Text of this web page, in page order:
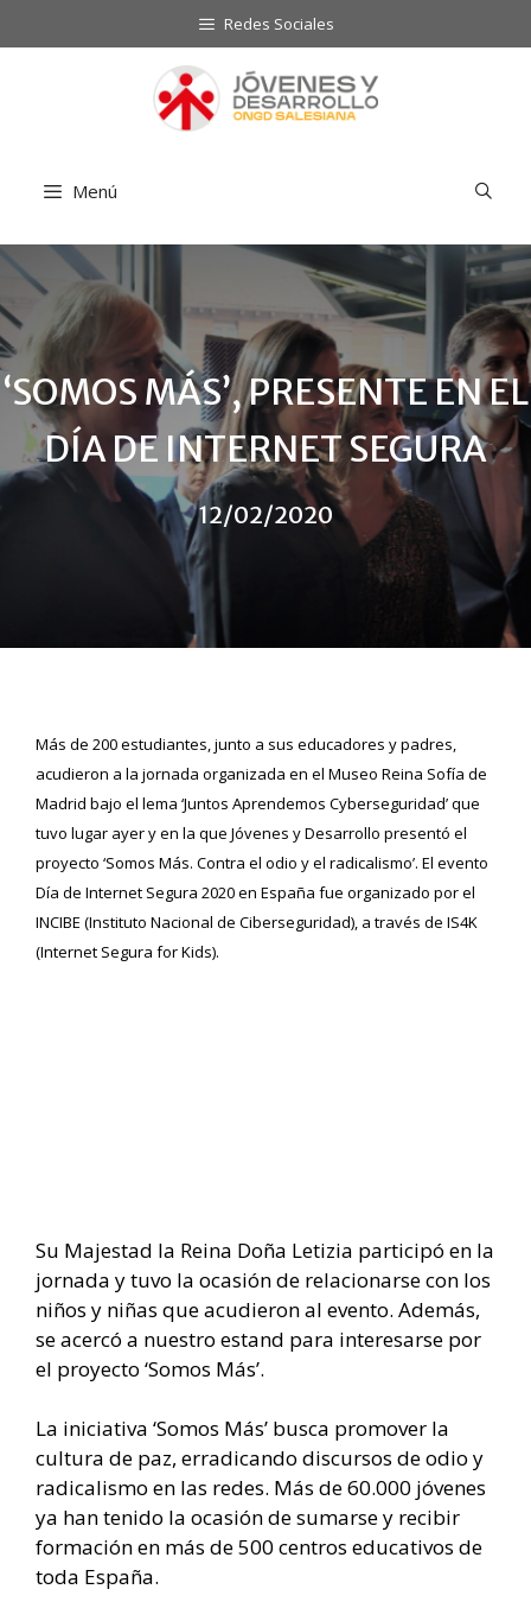
al
Redes Sociales
Menú
‘SOMOS MÁS’, PRESENTE EN EL
DÍA DE INTERNET SEGURA
12/02/2020
Más de 200 estudiantes, junto a sus educadores y padres,
acudieron a la jornada organizada en el Museo Reina Sofía de
Madrid bajo el lema ‘Juntos Aprendemos Cyberseguridad’ que
tuvo lugar ayer y en la que Jóvenes y Desarrollo presentó el
proyecto ‘Somos Más. Contra el odio y el radicalismo’. El evento
Día de Internet Segura 2020 en España fue organizado por el
INCIBE (Instituto Nacional de Ciberseguridad), a través de IS4K
(Internet Segura for Kids).
Su Majestad la Reina Doña Letizia participó en la
jornada y tuvo la ocasión de relacionarse con los
niños y niñas que acudieron al evento. Además,
se acercó a nuestro estand para interesarse por
el proyecto ‘Somos Más’.
La iniciativa ‘Somos Más’ busca promover la
cultura de paz, erradicando discursos de odio y
radicalismo en las redes. Más de 60.000 jóvenes
ya han tenido la ocasión de sumarse y recibir
formación en más de 500 centros educativos de
toda España.